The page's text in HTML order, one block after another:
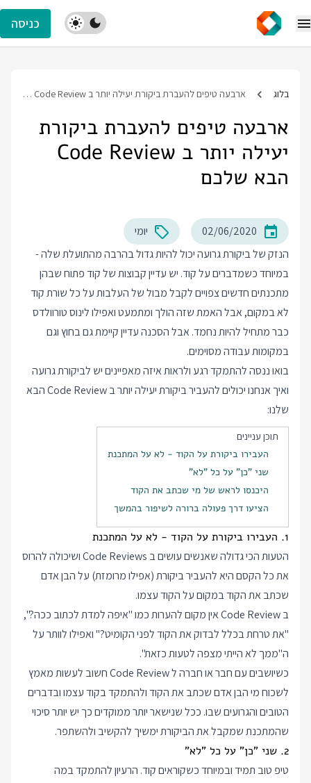
כניסה
בלוג ארבעה טיפים להעברת ביקורת יעילה יותר ב Code Review הבא שלכם
ארבעה טיפים להעברת ביקורת
יעילה יותר ב Code Review
הבא שלכם
02/06/2020
יומי
הנזק של ביקורת גרועה יכול להיות גדול בהרבה מהתועלת שלה -
במיוחד כשמדברים על קוד. יש עדיין קבוצות של קוד פתוח שבהן
מתכנתים חדשים צפויים לקבל מבול של העלבות על כל שורת קוד
לא במקום, אבל האמת שזה הולך ומתמעט ואפילו לינוס טורוולדס
כברמתחיל להיות נחמד. אבל הסכנה עדיין קיימת גם בחוץ וגם
במקומות עבודה מסוימים.
בואו ננסה להתמקד רגע ולראות איזה מאפיינים יש לביקורת גרועה
ואיך אנחנו יכולים להעביר ביקורת יעילה יותר ב Code Review הבא
שלנו:
תוכן עניינים
העבירו ביקורת על הקוד - לא על המתכנת
שני "כן" על כל "לא"
היכנסו לראש של מי שכתב את הקוד
הציעו דרך פעולה ברורה לשיפור בהמשך
1. העבירו ביקורת על הקוד - לא על המתכנת
הטעות הכי גדולה שאנשים עושים ב Code Reviews ושיכולה להרוס
את כל הקסם היא להעביר ביקורת (אפילו מרומזת) על הבן אדם
שכתב את הקוד במקום על הקוד עצמו.
ב Code Review אין מקום להערות כמו "איפה למדת לכתוב ככה?",
"את טרחת בכלל לבדוק את הקוד לפני הקומיט?" ואפילו לוותר על
ה"ממך לא הייתי מצפה לטעות כזאת".
כשיושבים עם חבר או חברה ל Code Review חשוב לעשות מאמץ
לשכוח מי הבן אדם שכתב את הקוד ולהתמקד בקוד עצמו ובדברים
הטובים והגרועים שבו. ככל שנישאר יותר ממוקדים כך יש יותר סיכוי
שהמתכנת שמקבל את הביקורת ימשיך להקשיב ולהשתפר.
2. שני "כן" על כל "לא"
טיפ טוב תמיד ובמיוחד כשקוראים קוד. הרעיון להתמקד במה